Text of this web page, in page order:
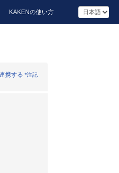
KAKENの使い方
携する *注記